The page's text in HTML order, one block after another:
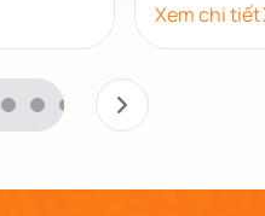
Xem chi tiết